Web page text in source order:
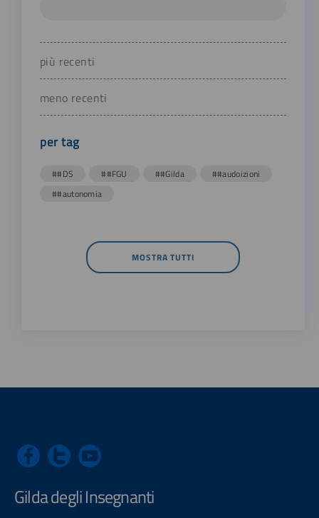
più recenti
meno recenti
per tag
##DS ##FGU ##Gilda
##audoizioni
##autonomia
MOSTRA TUTTI
Gilda degli Insegnanti